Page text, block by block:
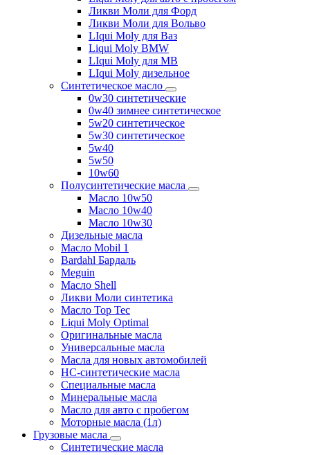
Ликви Моли для Форд
Ликви Моли для Вольво
LIqui Moly для Ваз
Liqui Moly BMW
LIqui Moly для MB
LIqui Moly дизельное
Синтетическое масло
0w30 синтетические
0w40 зимнее синтетическое
5w20 синтетическое
5w30 синтетическое
5w40
5w50
10w60
Полусинтетические масла
Масло 10w50
Масло 10w40
Масло 10w30
Дизельные масла
Масло Mobil 1
Bardahl Бардаль
Meguin
Масло Shell
Ликви Моли синтетика
Масло Top Tec
Liqui Moly Optimal
Оригинальные масла
Универсальные масла
Масла для новых автомобилей
HC-синтетические масла
Специальные масла
Минеральные масла
Масло для авто с пробегом
Моторные масла (1л)
Грузовые масла
Синтетические масла